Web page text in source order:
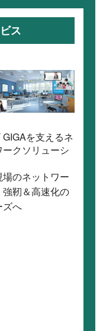
ス
を支えるネ
ークソリューシ
場のネットワー
強靭＆高速化の
ズへ